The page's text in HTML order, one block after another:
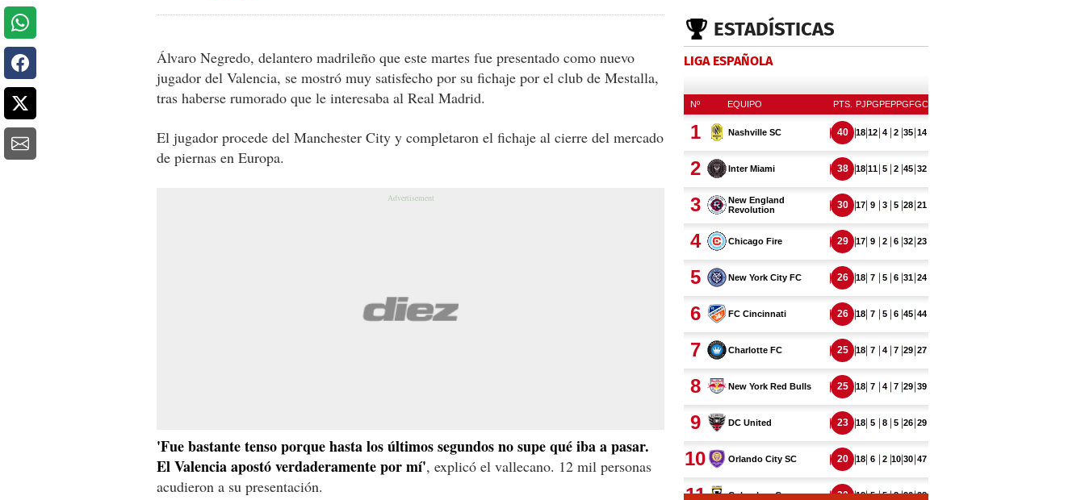
Álvaro Negredo, delantero madrileño que este martes fue presentado como nuevo
jugador del Valencia, se mostró muy satisfecho por su fichaje por el club de Mestalla,
tras haberse rumorado que le interesaba al Real Madrid.
El jugador procede del Manchester City y completaron el fichaje al cierre del mercado
de piernas en Europa.
'Fue bastante tenso porque hasta los últimos segundos no supe qué iba a pasar.
El Valencia apostó verdaderamente por mí', explicó el vallecano. 12 mil personas
acudieron a su presentación.
ESTADÍSTICAS
LIGA ESPAÑOLA